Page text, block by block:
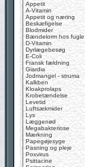
Appetit
A-Vitamin
Appetit og næring
Beskæfigelse
Blodmider
Bændelorm hos fugle
D-Vitamin
Dyrlægebesøg
E-Coli
Fransk fældning
Giardia
Jodmangel - struma
Kalkben
Kloakprolaps
Krobetændelse
Levetid
Luftsækmider
Lys
Læggenød
Megabakteriose
Mærkning
Papegøjesyge
Pasning og pleje
Poxvirus
Psittacine